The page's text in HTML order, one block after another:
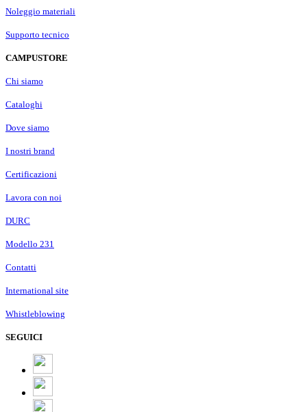
Noleggio materiali
Supporto tecnico
CAMPUSTORE
Chi siamo
Cataloghi
Dove siamo
I nostri brand
Certificazioni
Lavora con noi
DURC
Modello 231
Contatti
International site
Whistleblowing
SEGUICI